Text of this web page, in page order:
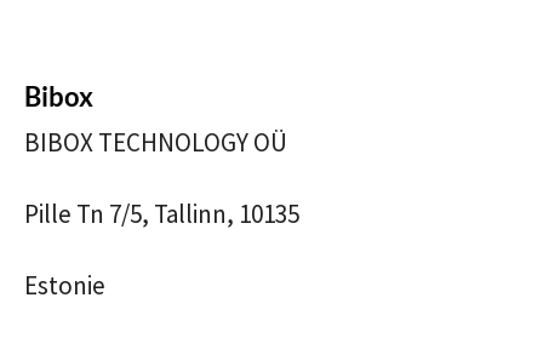
Bibox
BIBOX TECHNOLOGY OÜ
Pille Tn 7/5, Tallinn, 10135
Estonie